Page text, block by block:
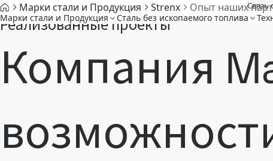
Связь
Марки стали и Продукция Cталь без ископаемого топлива
Марки стали и Продукция Strenx Опыт наших
Реализованные проекты
Компания